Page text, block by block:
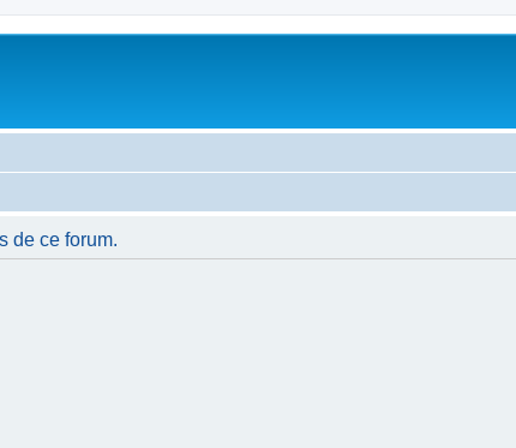
de ce forum.